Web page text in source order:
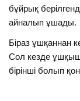
бұйрық
айналып ұшады.
Біраз ұшқаннан
Сол кезде
бірінші болып